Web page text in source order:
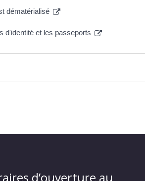
dématérialisé
d'identité et les passeports
d’ouverture au